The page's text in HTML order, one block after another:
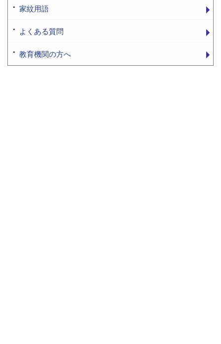
家紋用語
よくある質問
教育機関の方へ